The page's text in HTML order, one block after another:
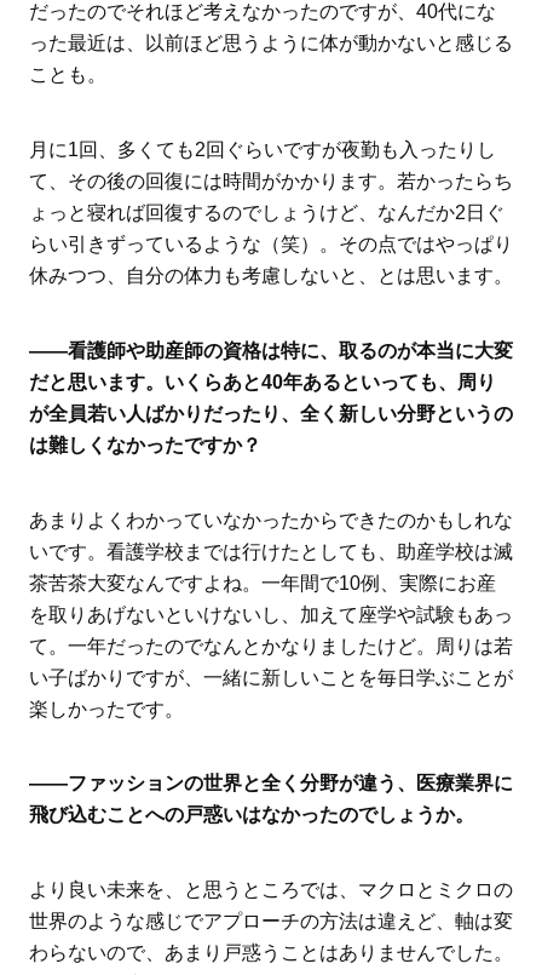
だったのでそれほど考えなかったのですが、40代にな
った最近は、以前ほど思うように体が動かないと感じる
ことも。
月に1回、多くても2回ぐらいですが夜勤も入ったりし
て、その後の回復には時間がかかります。若かったらち
ょっと寝れば回復するのでしょうけど、なんだか2日ぐ
らい引きずっているような（笑）。その点ではやっぱり
休みつつ、自分の体力も考慮しないと、とは思います。
――看護師や助産師の資格は特に、取るのが本当に大変
だと思います。いくらあと40年あるといっても、周り
が全員若い人ばかりだったり、全く新しい分野というの
は難しくなかったですか？
あまりよくわかっていなかったからできたのかもしれな
いです。看護学校までは行けたとしても、助産学校は滅
茶苦茶大変なんですよね。一年間で10例、実際にお産
を取りあげないといけないし、加えて座学や試験もあっ
て。一年だったのでなんとかなりましたけど。周りは若
い子ばかりですが、一緒に新しいことを毎日学ぶことが
楽しかったです。
――ファッションの世界と全く分野が違う、医療業界に
飛び込むことへの戸惑いはなかったのでしょうか。
より良い未来を、と思うところでは、マクロとミクロの
世界のような感じでアプローチの方法は違えど、軸は変
わらないので、あまり戸惑うことはありませんでした。